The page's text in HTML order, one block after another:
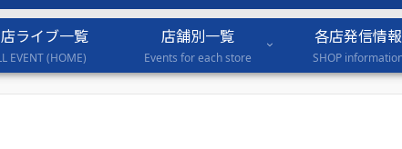
ライブ一覧
EVENT (HOME)
店舗別一覧
Events for each store
各店発信情報
SHOP